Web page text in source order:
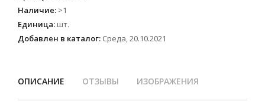
Наличие: >1
Единица: шт.
Добавлен в каталог: Среда, 20.10.2021
ОПИСАНИЕ ОТЗЫВЫ ИЗОБРАЖЕНИЯ